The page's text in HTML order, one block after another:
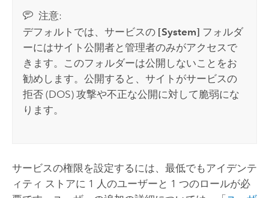
注意:
デフォルトでは、サービスの [System] フォルダ
ーにはサイト公開者と管理者のみがアクセスで
きます。このフォルダーは公開しないことをお
勧めします。公開すると、サイトがサービスの
拒否 (DOS) 攻撃や不正な公開に対して脆弱にな
ります。
サービスの権限を設定するには、最低でもアイデンテ
ィティ ストアに 1 人のユーザーと 1 つのロールが必